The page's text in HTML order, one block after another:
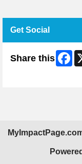
Get Social
Share this